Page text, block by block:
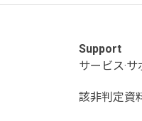
Support
サービス·サ
該非判定資